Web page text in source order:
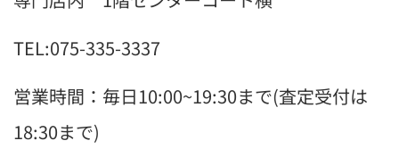
TEL:075-335-3337
営業時間：毎日10:00~19:30まで(査定受付は
18:30まで)